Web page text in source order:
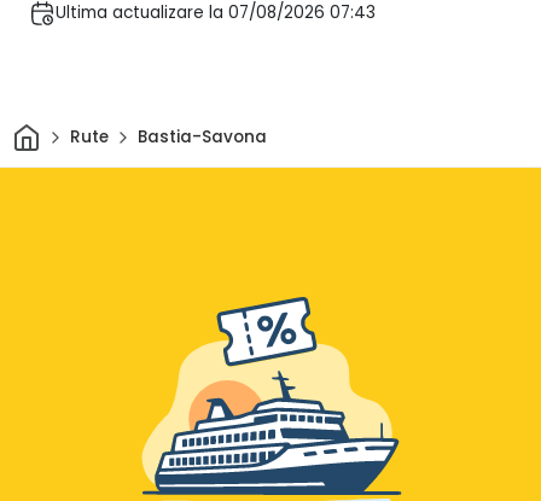
Ultima actualizare la 07/08/2026 07:43
AcasăRute Bastia-Savona